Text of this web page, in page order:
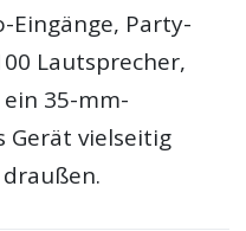
Eingänge, Party-
Lautsprecher,
35-mm-
Gerät vielseitig